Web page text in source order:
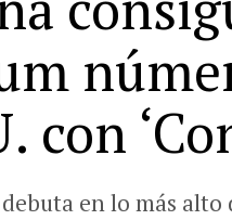
con
en lo más